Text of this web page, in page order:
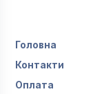
Головна
Контакти
Оплата